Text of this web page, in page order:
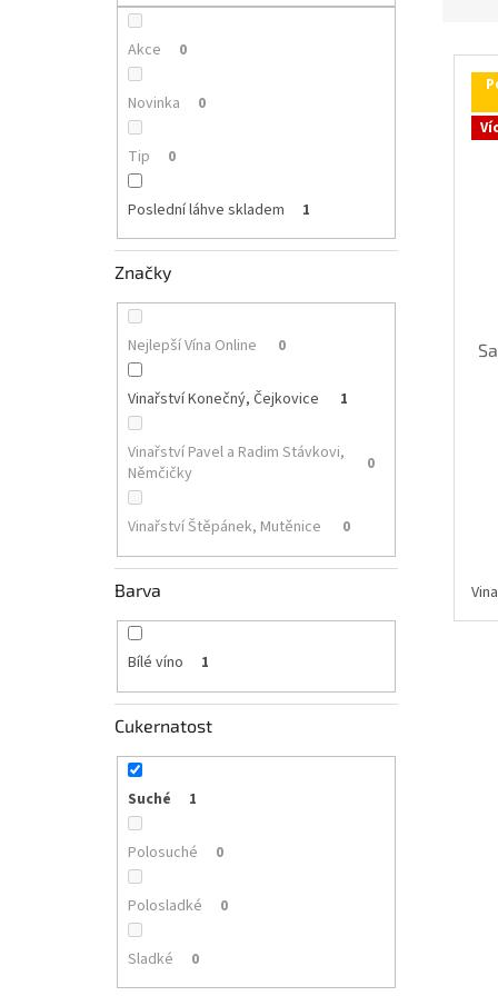
Akce 0
Novinka 0
Tip 0
Poslední láhve skladem 1
Značky
Nejlepší Vína Online 0
Vinařství Konečný, Čejkovice 1
Vinařství Pavel a Radim Stávkovi,
Němčičky
0
Vinařství Štěpánek, Mutěnice 0
Barva
Bílé víno 1
Cukernatost
Suché 1
Polosuché 0
Polosladké 0
Sladké 0
nV